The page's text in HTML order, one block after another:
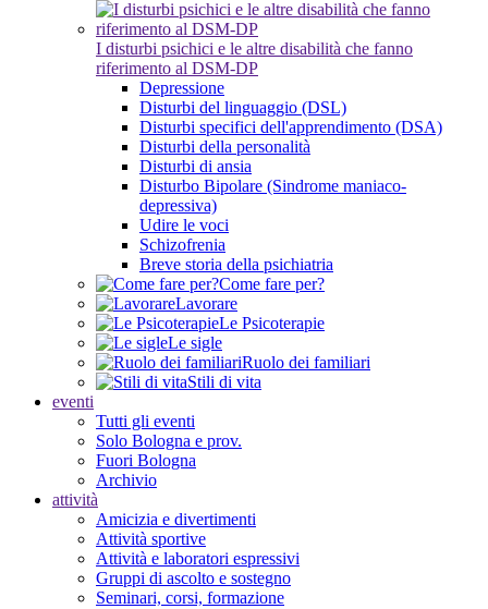
I disturbi psichici e le altre disabilità che fanno
riferimento al DSM-DP
Depressione
Disturbi del linguaggio (DSL)
Disturbi specifici dell'apprendimento (DSA)
Disturbi della personalità
Disturbi di ansia
Disturbo Bipolare (Sindrome maniaco-
depressiva)
Udire le voci
Schizofrenia
Breve storia della psichiatria
Come fare per?
Lavorare
Le Psicoterapie
Le sigle
Ruolo dei familiari
Stili di vita
eventi
Tutti gli eventi
Solo Bologna e prov.
Fuori Bologna
Archivio
attività
Amicizia e divertimenti
Attività sportive
Attività e laboratori espressivi
Gruppi di ascolto e sostegno
Seminari, corsi, formazione